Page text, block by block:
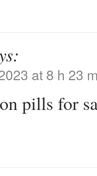
at 8 h 23
pills for